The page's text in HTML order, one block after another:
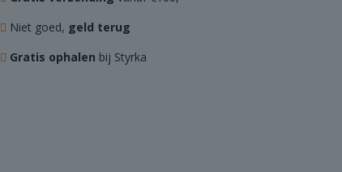
Niet goed, geld terug
Gratis ophalen bij Styrka